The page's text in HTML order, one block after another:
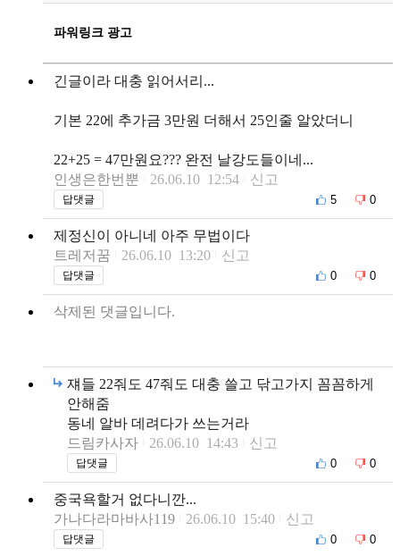
파워링크 광고
긴글이라 대충 읽어서리...
기본 22에 추가금 3만원 더해서 25인줄 알았더니
22+25 = 47만원요??? 완전 날강도들이네...
인생은한번뿐
26.06.10 12:54 신고
답댓글 5 0
제정신이 아니네 아주 무법이다
트레저꿈
26.06.10 13:20 신고
답댓글 0 0
삭제된 댓글입니다.
쟤들 22줘도 47줘도 대충 쓸고 닦고가지 꼼꼼하게
안해줌
동네 알바 데려다가 쓰는거라
드림카사자
26.06.10 14:43 신고
답댓글 0 0
중국욕할거 없다니깐...
가나다라마바사119
26.06.10 15:40 신고
답댓글 0 0